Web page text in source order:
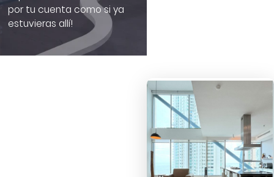
por tu cuenta como si ya
estuvieras allí!